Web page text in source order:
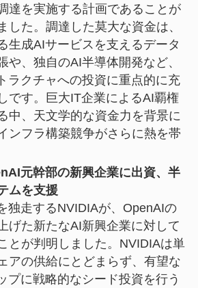
達を実施する計画であることが
した。調達した莫大な資金は、
生成AIサービスを支えるデータ
や、独自のAI半導体開発など、
ラクチャへの投資に重点的に充
です。巨大IT企業によるAI覇権
中、天文学的な資金力を背景に
ンフラ構築競争がさらに熱を帯
元幹部の新興企業に出資、半
ムを支援
独走するNVIDIAが、OpenAIの
げた新たなAI新興企業に対して
とが判明しました。NVIDIAは単
アの供給にとどまらず、有望な
プに戦略的なシード投資を行う